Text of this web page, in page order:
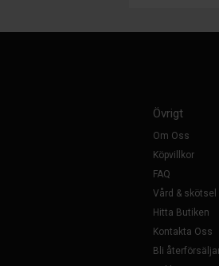
Övrigt
Om Oss
Köpvillkor
FAQ
Vård & skötsel
Hitta Butiken
Kontakta Oss
Bli